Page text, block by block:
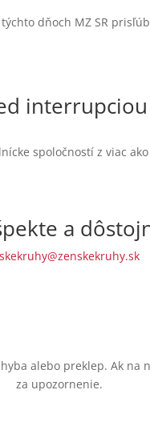
dňoch MZ SR
interrupciou
spoločností z viac
a
alebo preklep. Ak na
za upozornenie.